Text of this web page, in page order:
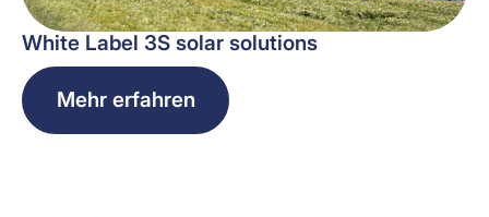
White Label 3S solar solutions
Mehr erfahren